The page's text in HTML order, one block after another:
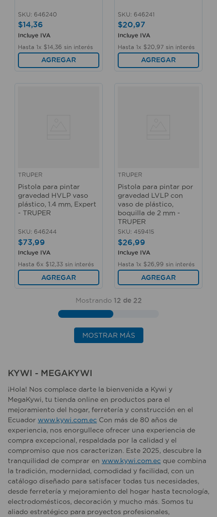
SKU: 646240
$14,36
Incluye IVA
Hasta 1x $14 36 sin interés
AGREGAR
SKU: 646241
$20,97
Incluye IVA
Hasta 1x $20 97 sin interés
AGREGAR
TRUPER
Pistola para pintar
gravedad HVLP vaso
plástico, 1.4 mm, Expert
- TRUPER
SKU: 646244
$73,99
Incluye IVA
Hasta 6x $12 33 sin interés
AGREGAR
TRUPER
Pistola para pintar por
gravedad LVLP con
vaso de plástico,
boquilla de 2 mm -
TRUPER
SKU: 459415
$26,99
Incluye IVA
Hasta 1x $26 99 sin interés
AGREGAR
Mostrando 12 de 22
MOSTRAR MÁS
KYWI - MEGAKYWI
¡Hola! Nos complace darte la bienvenida a Kywi y
MegaKywi, tu tienda online en productos para el
mejoramiento del hogar, ferretería y construcción en el
Ecuador www.kywi.com.ec Con más de 80 años de
experiencia, nos enorgullece ofrecer una experiencia de
compra excepcional, respaldada por la calidad y el
compromiso que nos caracterizan. Este 2025, descubre la
tranquilidad de comprar en www.kywi.com.ec que combina
la tradición, modernidad, comodidad y facilidad, con un
catálogo diseñado para satisfacer todas tus necesidades,
desde ferretería y mejoramiento del hogar hasta tecnología,
electrodomésticos, decoración y mucho más. Somos tu
aliado estratégico para proyectos profesionales,